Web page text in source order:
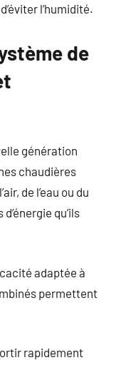
l’humidité.
de
génération
chaudières
de l’eau ou du
qu’ils
adaptée à
permettent
rapidement